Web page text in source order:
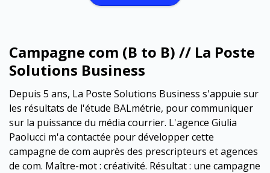
Campagne com (B to B) // La Poste
Solutions Business
Depuis 5 ans, La Poste Solutions Business s'appuie sur
les résultats de l'étude BALmétrie, pour communiquer
sur la puissance du média courrier. L'agence Giulia
Paolucci m'a contactée pour développer cette
campagne de com auprès des prescripteurs et agences
de com. Maître-mot : créativité. Résultat : une campagne